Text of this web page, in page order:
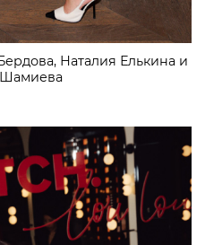
Наталия Елькина и